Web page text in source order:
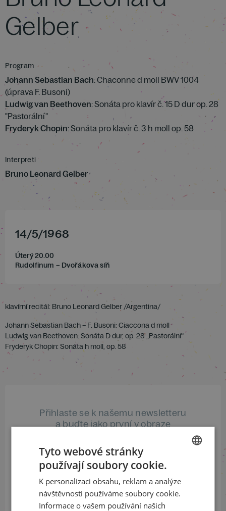
Gelber
Program
Johann Sebastian Bach: Chaconne d moll BWV 1004
(úprava F. Busoni)
Ludwig van Beethoven: Sonáta pro klavír č. 15 D dur op. 28
"Pastorální"
Fryderyk Chopin: Sonáta pro klavír č. 3 h moll op. 58
Interpreti
Bruno Leonard Gelber
14/5/1968
Úterý 20.00
Rudolfinum – Dvořákova síň
klavírní recitál: Bruno Leonard Gelber /Argentina/
Johann Sebastian Bach – F. Busoni: Ciaccona d moll
Ludwig van Beethoven: Sonáta D dur, op. 28 „Pastorální“
Fryderyk Chopin: Sonáta h moll, op. 58
Přihlaste se k našemu newsletteru
a buďte jako první v obraze
ODEBÍRAT NEWSLETTER
Sledujte nás na sociálních sítích
ENGLISH
Tyto webové stránky
používají soubory cookie.
K personalizaci obsahu, reklam a analýze
návštěvnosti používáme soubory cookie.
Informace o vašem používání našich